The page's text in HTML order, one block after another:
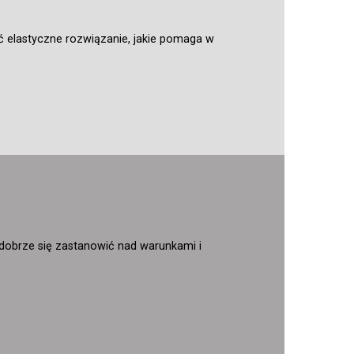
rozwiązanie, jakie pomaga w
się zastanowić nad warunkami i